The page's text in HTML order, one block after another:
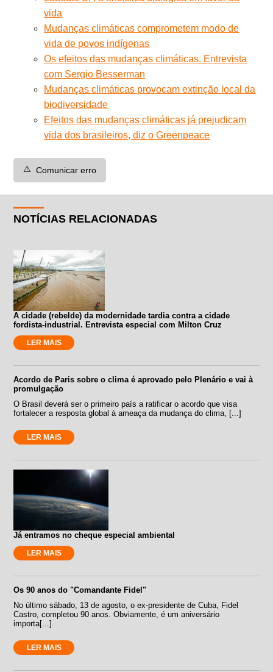
vida
Mudanças climáticas comprometem modo de
vida de povos indígenas
Os efeitos das mudanças climáticas. Entrevista
com Sergio Besserman
Mudanças climáticas provocam extinção local da
biodiversidade
Efeitos das mudanças climáticas já prejudicam
vida dos brasileiros, diz o Greenpeace
⚠️ Comunicar erro
NOTÍCIAS RELACIONADAS
A cidade (rebelde) da modernidade tardia contra a cidade
fordista-industrial. Entrevista especial com Milton Cruz
LER MAIS
Acordo de Paris sobre o clima é aprovado pelo Plenário e vai à
promulgação
O Brasil deverá ser o primeiro país a ratificar o acordo que visa
fortalecer a resposta global à ameaça da mudança do clima, [...]
LER MAIS
Já entramos no cheque especial ambiental
LER MAIS
Os 90 anos do "Comandante Fidel"
No último sábado, 13 de agosto, o ex-presidente de Cuba, Fidel
Castro, completou 90 anos. Obviamente, é um aniversário
importa[...]
LER MAIS